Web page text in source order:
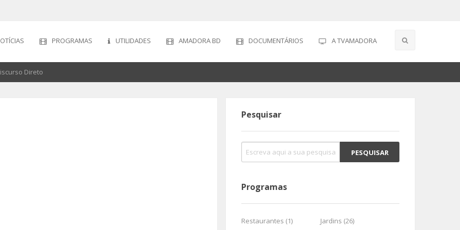
PROGRAMAS UTILIDADES AMADORA BD DOCUMENTÁRIOS A TVAMADORA
Direto
Pesquisar
Programas
Restaurantes (1)
Jardins (26)